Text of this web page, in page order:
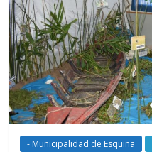
- Municipalidad de Esquina